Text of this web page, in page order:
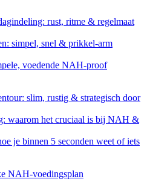
rust, ritme & regelmaat
simpel, snel & prikkel-arm
voedende NAH-proof
slim, rustig & strategisch door
waarom het cruciaal is bij NAH &
je binnen 5 seconden weet of iets
NAH-voedingsplan